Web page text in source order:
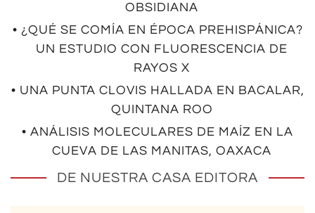
OBSIDIANA
• ¿QUÉ SE COMÍA EN ÉPOCA PREHISPÁNICA?
UN ESTUDIO CON FLUORESCENCIA DE
RAYOS X
• UNA PUNTA CLOVIS HALLADA EN BACALAR,
QUINTANA ROO
• ANÁLISIS MOLECULARES DE MAÍZ EN LA
CUEVA DE LAS MANITAS, OAXACA
DE NUESTRA CASA EDITORA